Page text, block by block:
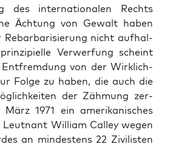
des inter­na­tio­na­len Rechts
Äch­tung von Gewalt haben
Rebar­ba­ri­sie­rung nicht auf­hal­
Ver­wer­fung scheint
von der Wirk­lich­
Fol­ge zu haben, die auch die
der Zäh­mung zer­
1971 ein ame­ri­ka­ni­sches
Wil­liam Cal­ley wegen
an min­des­tens 22 Zivi­lis­ten